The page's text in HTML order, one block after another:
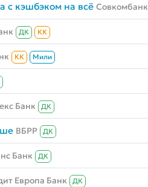
с кэшбэком на всё Совкомбанк
ДК КК
КК Мили
Банк ДК
ВБРР ДК
Банк ДК
Европа Банк ДК